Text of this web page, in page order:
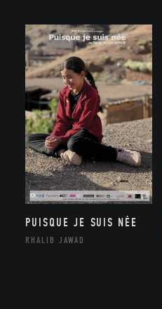
PUISQUE JE SUIS NÉE
RHALIB JAWAD